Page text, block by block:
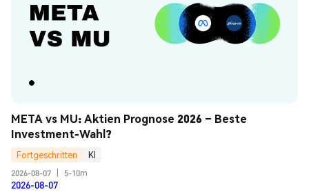
META vs MU: Aktien Prognose 2026 – Beste
Investment-Wahl?
Fortgeschritten
KI
2026-08-07
5-10m
2026-08-07